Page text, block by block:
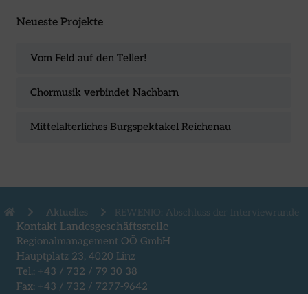
Neueste Projekte
Vom Feld auf den Teller!
Chormusik verbindet Nachbarn
Mittelalterliches Burgspektakel Reichenau
Aktuelles REWENIO: Abschluss der Interviewrunde
Kontakt Landesgeschäftsstelle
Regionalmanagement OÖ GmbH
Hauptplatz 23, 4020 Linz
Tel.: +43 / 732 / 79 30 38
Fax: +43 / 732 / 7277-9642